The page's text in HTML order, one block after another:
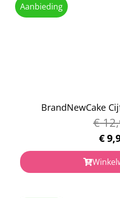
Aanbieding
BrandNewCake
€
€